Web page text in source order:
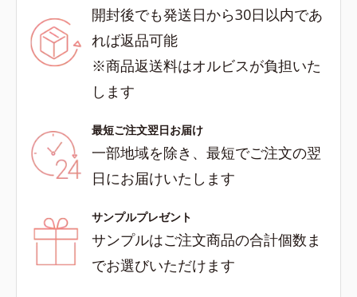
開封後でも発送日から30日以内であ
れば返品可能
※商品返送料はオルビスが負担いた
します
最短ご注文翌日お届け
一部地域を除き、最短でご注文の翌
日にお届けいたします
サンプルプレゼント
サンプルはご注文商品の合計個数ま
でお選びいただけます